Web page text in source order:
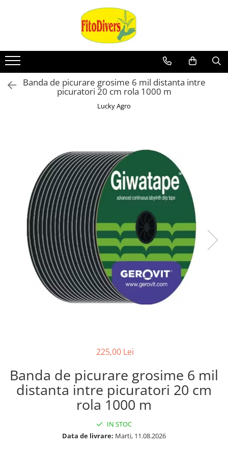
Banda de picurare grosime 6 mil distanta intre
picuratori 20 cm rola 1000 m
Lucky Agro
225,00 Lei
Banda de picurare grosime 6 mil
distanta intre picuratori 20 cm
rola 1000 m
IN STOC
Data de livrare: Marti, 11.08.2026